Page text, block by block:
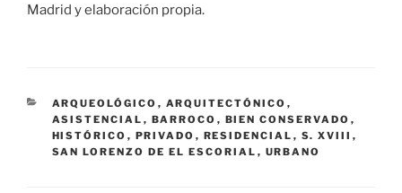
Madrid y elaboración propia.
CATEGORÍAS
ARQUEOLÓGICO , ARQUITECTÓNICO ,
ASISTENCIAL , BARROCO , BIEN CONSERVADO ,
HISTÓRICO , PRIVADO , RESIDENCIAL , S. XVIII ,
SAN LORENZO DE EL ESCORIAL , URBANO